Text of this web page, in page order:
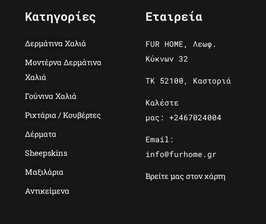
Κατηγορίες
Δερμάτινα Χαλιά
Μοντέρνα Δερμάτινα
Χαλιά
Γούνινα Χαλιά
Ριχτάρια / Κουβέρτες
Δέρματα
Sheepskins
Μαξιλάρια
Αντικείμενα
Εταιρεία
FUR HOME, Λεωφ.
Κύκνων 32
ΤΚ 52100, Καστοριά
Καλέστε
μας: +2467024004
Email:
info@furhome.gr
Βρείτε μας στον χάρτη